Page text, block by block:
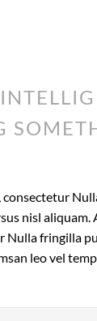
nisl
Nulla fringilla
leo vel